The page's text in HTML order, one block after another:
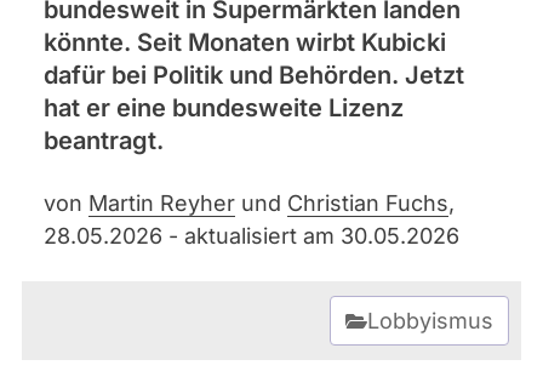
Nordrhein-Westfalen
Rheinland-Pfalz
Saarland
Sachsen
Sachsen-Anhalt
Sachsen-Anhalt
Schleswig-Holstein
Archiv
bundesweit in Supermärkten landen
könnte. Seit Monaten wirbt Kubicki
dafür bei Politik und Behörden. Jetzt
hat er eine bundesweite Lizenz
beantragt.
von Martin Reyher und Christian Fuchs,
28.05.2026 - aktualisiert am 30.05.2026
Lobbyismus